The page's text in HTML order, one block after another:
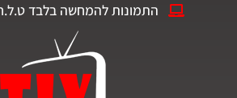
התמונות להמחשה בלבד